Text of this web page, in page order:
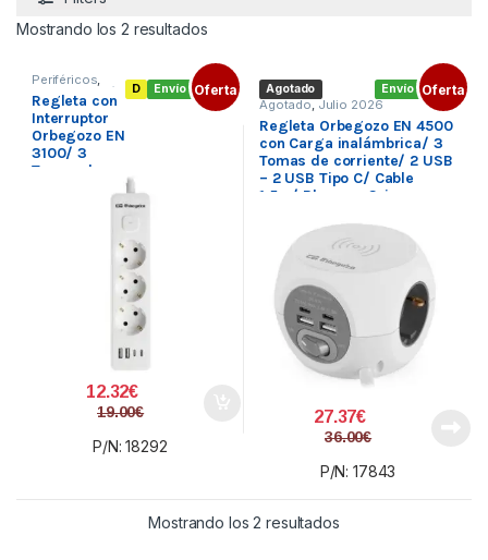
Mostrando los 2 resultadosOrdenado por precio: bajo a alto
Envío gratis
D Oferta
Periféricos,
Regletas SAI´s
y Regletas
Regleta con
Interruptor
Orbegozo EN
3100/ 3
Tomas de
USB/ 2 USB
12.32€
19.00€
P/N: 18292
Envío gratis
Agotado Oferta
Agotado, Julio 2026
Regleta Orbegozo EN 4500
con Carga inalámbrica/ 3
Tomas de corriente/ 2 USB
– 2 USB Tipo C/ Cable
1.5m/ Blanca y Gris
27.37€
36.00€
P/N: 17843
Mostrando los 2 resultadosOrdenado por